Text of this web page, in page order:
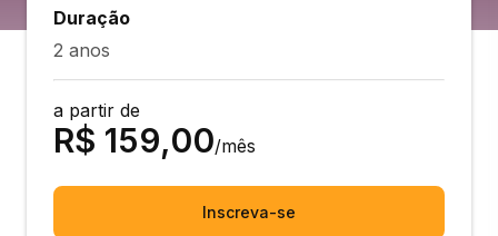
Duração
2 anos
a partir de
R$ 159,00/mês
Inscreva-se